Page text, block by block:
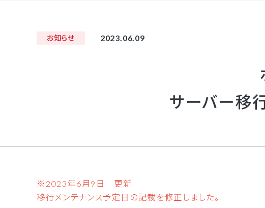
セキュリティ強化
UCOM光 レジ
公式SNS
お知らせ 2023.06.09
サーバー移
※2023年6月9日 更新
移行メンテナンス予定日の記載を修正しました。